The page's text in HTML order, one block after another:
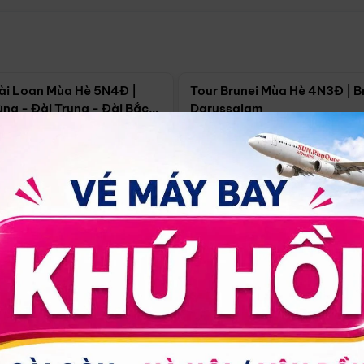
Loan Mùa Hè 5N4Đ |
- Đài Trung - Đài Bắc
18/09
Tour Brunei Mùa Hè 4N3Đ |
Darussalam
Hồ Chí Minh 4N3Đ
30/08 17/09 24/09
14.499.000đ Xem chi